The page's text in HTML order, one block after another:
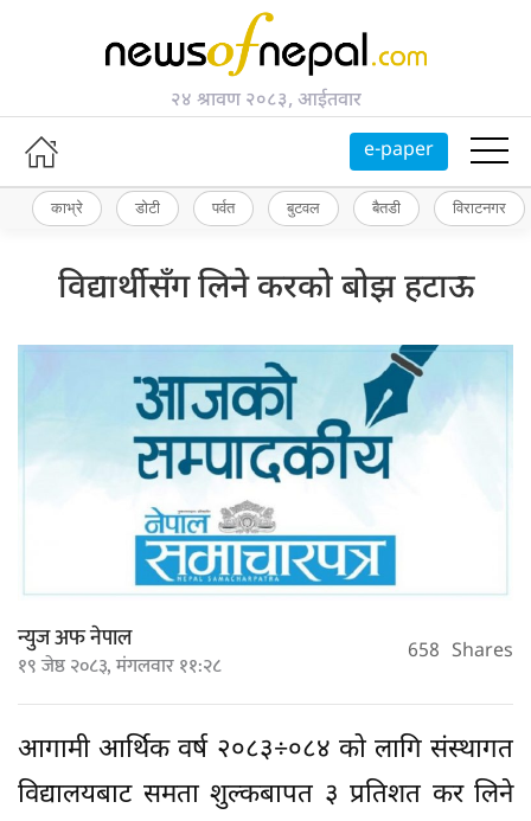
२४ श्रावण २०८३, आईतवार
e-paper
काभ्रे डोटी पर्वत बुटवल बैतडी विराटनगर
विद्यार्थीसँग लिने करको बोझ हटाऊ
न्युज अफ नेपाल
१९ जेष्ठ २०८३, मंगलवार ११:२८ 658 Shares
आगामी आर्थिक वर्ष २०८३÷०८४ को लागि संस्थागत
विद्यालयबाट समता शुल्कबापत ३ प्रतिशत कर लिने